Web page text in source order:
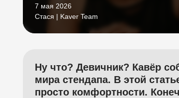
7 мая 2026
Стася | Kaver Team
Ну что? Девичник? Кавёр
мира стендапа. В этой
просто комфортности.